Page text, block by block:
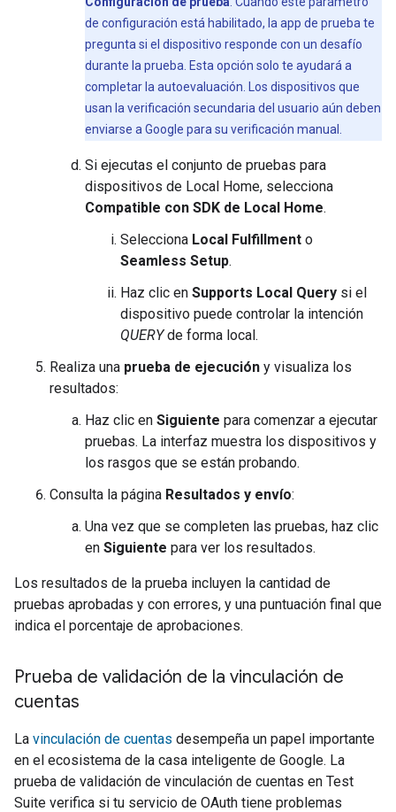
de configuración está habilitado, la app de prueba te
pregunta si el dispositivo responde con un desafío
durante la prueba. Esta opción solo te ayudará a
completar la autoevaluación. Los dispositivos que
usan la verificación secundaria del usuario aún deben
enviarse a Google para su verificación manual.
Si ejecutas el conjunto de pruebas para
dispositivos de Local Home, selecciona
Compatible con SDK de Local Home.
Selecciona Local Fulfillment o
Seamless Setup.
Haz clic en Supports Local Query si el
dispositivo puede controlar la intención
QUERYde forma local.
Realiza una prueba de ejecución y visualiza los
resultados:
Haz clic en Siguiente para comenzar a ejecutar
pruebas. La interfaz muestra los dispositivos y
los rasgos que se están probando.
Consulta la página Resultados y envío:
Una vez que se completen las pruebas, haz clic
en Siguiente para ver los resultados.
Los resultados de la prueba incluyen la cantidad de
pruebas aprobadas y con errores, y una puntuación final que
indica el porcentaje de aprobaciones.
Prueba de validación de la vinculación de
cuentas
La vinculación de cuentas desempeña un papel importante
en el ecosistema de la casa inteligente de Google. La
prueba de validación de vinculación de cuentas en Test
Suite verifica si tu servicio de OAuth tiene problemas